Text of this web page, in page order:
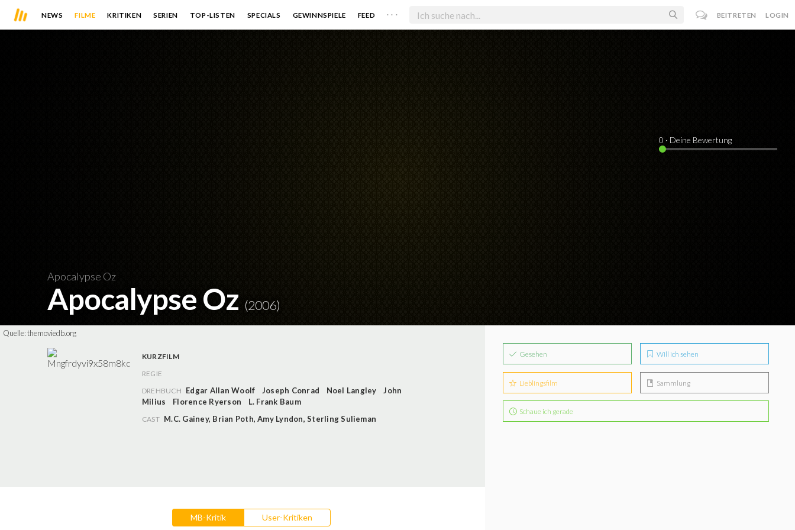
NEWS FILME KRITIKEN SERIEN TOP-LISTEN SPECIALS GEWINNSPIELE FEED . . . BEITRETEN LOGIN
Apocalypse Oz
Apocalypse Oz (2006)
0 · Deine Bewertung
Quelle:themoviedb.org
KURZFILM
REGIE
DREHBUCH Edgar Allan Woolf Joseph Conrad Noel Langley
John
Milius
Florence Ryerson L. Frank Baum
CAST M.C. Gainey, Brian Poth,Amy Lyndon,Sterling Sulieman
MB-Kritik User-Kritiken
Gesehen Will ich sehen
Lieblingsfilm Sammlung
Schaue ich gerade